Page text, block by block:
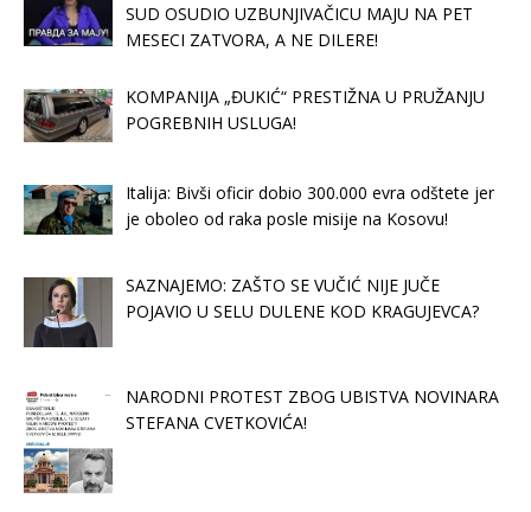
SUD OSUDIO UZBUNJIVAČICU MAJU NA PET
MESECI ZATVORA, A NE DILERE!
KOMPANIJA „ĐUKIĆ“ PRESTIŽNA U PRUŽANJU
POGREBNIH USLUGA!
Italija: Bivši oficir dobio 300.000 evra odštete jer
je oboleo od raka posle misije na Kosovu!
SAZNAJEMO: ZAŠTO SE VUČIĆ NIJE JUČE
POJAVIO U SELU DULENE KOD KRAGUJEVCA?
NARODNI PROTEST ZBOG UBISTVA NOVINARA
STEFANA CVETKOVIĆA!